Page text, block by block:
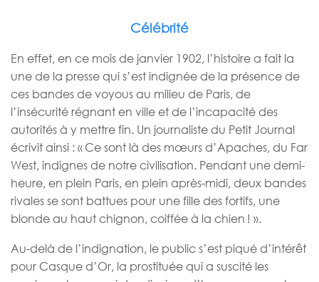
Célébrité
En effet, en ce mois de janvier 1902, l’histoire a fait la
une de la presse qui s’est indignée de la présence de
ces bandes de voyous au milieu de Paris, de
l’insécurité régnant en ville et de l’incapacité des
autorités à y mettre fin. Un journaliste du Petit Journal
écrivit ainsi : « Ce sont là des mœurs d’Apaches, du Far
West, indignes de notre civilisation. Pendant une demi-
heure, en plein Paris, en plein après-midi, deux bandes
rivales se sont battues pour une fille des fortifs, une
blonde au haut chignon, coiffée à la chien ! ».
Au-delà de l’indignation, le public s’est piqué d’intérêt
pour Casque d’Or, la prostituée qui a suscité les